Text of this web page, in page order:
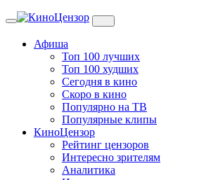
Toggle
Афиша
Топ 100 лучших
Топ 100 худших
Сегодня в кино
Скоро в кино
Популярно на ТВ
Популярные клипы
КиноЦензор
Рейтинг цензоров
Интересно зрителям
Аналитика